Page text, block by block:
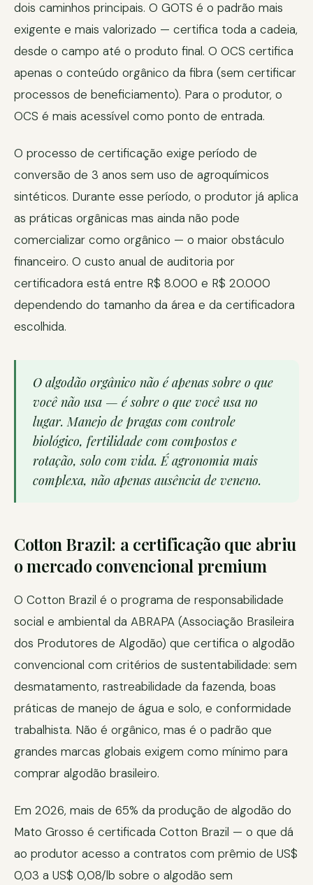
dois caminhos principais. O GOTS é o padrão mais
exigente e mais valorizado — certifica toda a cadeia,
desde o campo até o produto final. O OCS certifica
apenas o conteúdo orgânico da fibra (sem certificar
processos de beneficiamento). Para o produtor, o
OCS é mais acessível como ponto de entrada.
O processo de certificação exige período de
conversão de 3 anos sem uso de agroquímicos
sintéticos. Durante esse período, o produtor já aplica
as práticas orgânicas mas ainda não pode
comercializar como orgânico — o maior obstáculo
financeiro. O custo anual de auditoria por
certificadora está entre R$ 8.000 e R$ 20.000
dependendo do tamanho da área e da certificadora
escolhida.
O algodão orgânico não é apenas sobre o que
você não usa — é sobre o que você usa no
lugar. Manejo de pragas com controle
biológico, fertilidade com compostos e
rotação, solo com vida. É agronomia mais
complexa, não apenas ausência de veneno.
Cotton Brazil: a certificação que abriu
o mercado convencional premium
O Cotton Brazil é o programa de responsabilidade
social e ambiental da ABRAPA (Associação Brasileira
dos Produtores de Algodão) que certifica o algodão
convencional com critérios de sustentabilidade: sem
desmatamento, rastreabilidade da fazenda, boas
práticas de manejo de água e solo, e conformidade
trabalhista. Não é orgânico, mas é o padrão que
grandes marcas globais exigem como mínimo para
comprar algodão brasileiro.
Em 2026, mais de 65% da produção de algodão do
Mato Grosso é certificada Cotton Brazil — o que dá
ao produtor acesso a contratos com prêmio de US$
0,03 a US$ 0,08/lb sobre o algodão sem